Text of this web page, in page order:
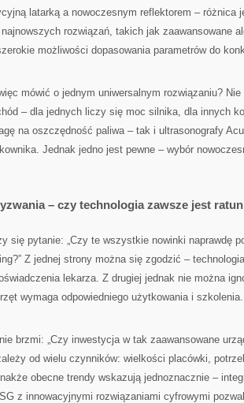
latarką a nowoczesnym reflektorem – różnica
rozwiązań, takich jak zaawansowane
możliwości dopasowania parametrów do
mówić o jednym uniwersalnym rozwiązaniu?
– dla jednych liczy się moc silnika, dla innych
na oszczędność paliwa – tak i ultrasonografy
Jednak jedno jest pewne – wybór
– czy technologia zawsze jest
się pytanie: „Czy te wszystkie nowinki naprawdę
Z jednej strony można się zgodzić –
lekarza. Z drugiej jednak nie można
wymaga odpowiedniego użytkowania i szkolenia.
brzmi: „Czy inwestycja w tak zaawansowane
od wielu czynników: wielkości placówki,
obecne trendy wskazują jednoznacznie –
z innowacyjnymi rozwiązaniami cyfrowymi